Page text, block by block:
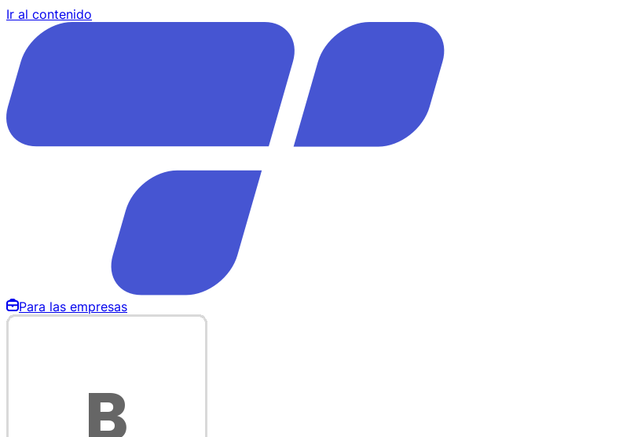
Ir al contenido
Para las empresas